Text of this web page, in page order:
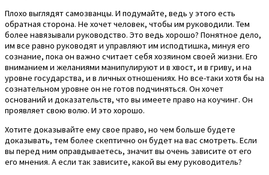
Плохо выглядят самозванцы. И подумайте, ведь у этого есть
обратная сторона. Не хочет человек, чтобы им руководили. Тем
более навязывали руководство. Это ведь хорошо? Понятное дело,
им все равно руководят и управляют им исподтишка, минуя его
сознание, пока он важно считает себя хозяином своей жизни. Его
вниманием и желаниями манипулируют и в хвост, и в гриву, и на
уровне государства, и в личных отношениях. Но все-таки хотя бы на
сознательном уровне он не готов подчиняться. Он хочет
оснований и доказательств, что вы имеете право на коучинг. Он
проявляет свою волю. И это хорошо.
Хотите доказывайте ему свое право, но чем больше будете
доказывать, тем более скептично он будет на вас смотреть. Если
вы перед ним оправдываетесь, значит вы очень зависите от его
его мнения. А если так зависите, какой вы ему руководитель?